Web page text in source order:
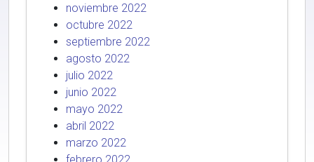
noviembre 2022
octubre 2022
septiembre 2022
agosto 2022
julio 2022
junio 2022
mayo 2022
abril 2022
marzo 2022